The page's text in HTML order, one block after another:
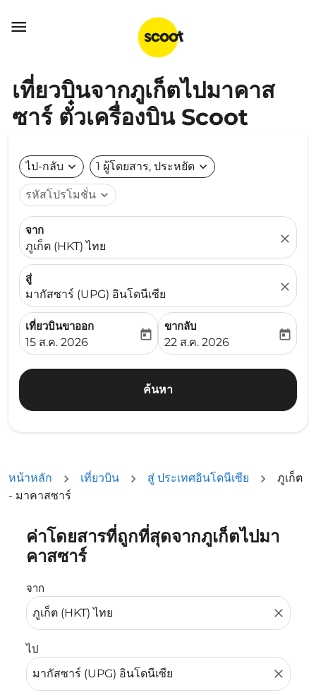

เที่ยวบินจากภูเก็ตไปมาคาส
ซาร์ ตั๋วเครื่องบิน Scoot
ไป-กลับ expand_more 1 ผู้โดยสาร, ประหยัด expand_more
รหัสโปรโมชั่น expand_more
จาก
ภูเก็ต (HKT) ไทย
close
สู่
มากัสซาร์ (UPG) อินโดนีเซีย
close
เที่ยวบินขาออก
fc-booking-departure-date-aria-label
15 ส.ค. 2026
today
ขากลับ
fc-booking-return-date-
22 ส.ค. 2026
today
ค้นหา
หน้าหลัก เที่ยวบิน สู่ ประเทศอินโดนีเซีย
ภูเก็ต
- มาคาสซาร์
ค่าโดยสารที่ถูกที่สุดจากภูเก็ตไปมา
คาสซาร์
จาก
close
ไป
close
ลองอัปเดตเส้นทางของคุณ (ต้นทางและ/หรือปลายทาง) หรื